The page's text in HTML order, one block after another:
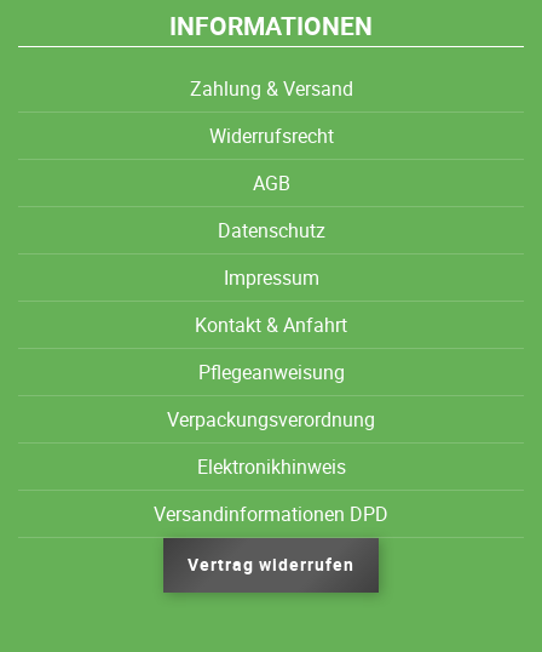
INFORMATIONEN
Zahlung & Versand
Widerrufsrecht
AGB
Datenschutz
Impressum
Kontakt & Anfahrt
Pflegeanweisung
Verpackungsverordnung
Elektronikhinweis
Versandinformationen DPD
Vertrag widerrufen